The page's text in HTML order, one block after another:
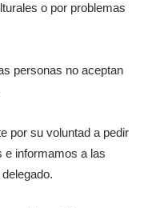
o por problemas
personas no aceptan
por su voluntad a pedir
e informamos a las